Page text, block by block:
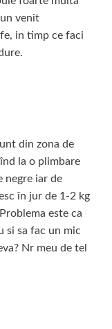
venit
in timp ce faci
din zona de
la o plimbare
negre iar de
în jur de 1-2 kg
este ca
si sa fac un mic
Nr meu de tel